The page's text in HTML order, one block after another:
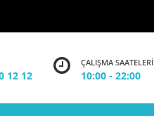
12 12
ÇALIŞMA SAATELERI
10:00 - 22:00